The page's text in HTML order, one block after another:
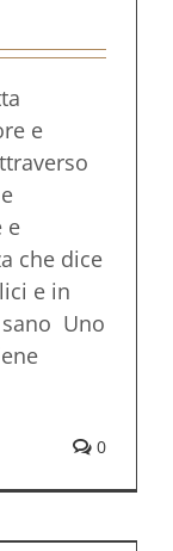
e
e
che dice
e in
Uno
0